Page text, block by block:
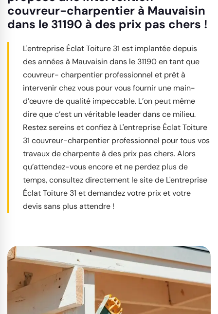
couvreur-charpentier à Mauvaisin
dans le 31190 à des prix pas chers !
L'entreprise Éclat Toiture 31 est implantée depuis
des années à Mauvaisin dans le 31190 en tant que
couvreur- charpentier professionnel et prêt à
intervenir chez vous pour vous fournir une main-
d’œuvre de qualité impeccable. L’on peut même
dire que c’est un véritable leader dans ce milieu.
Restez sereins et confiez à L'entreprise Éclat Toiture
31 couvreur-charpentier professionnel pour tous vos
travaux de charpente à des prix pas chers. Alors
qu’attendez-vous encore et ne perdez plus de
temps, consultez directement le site de L'entreprise
Éclat Toiture 31 et demandez votre prix et votre
devis sans plus attendre !